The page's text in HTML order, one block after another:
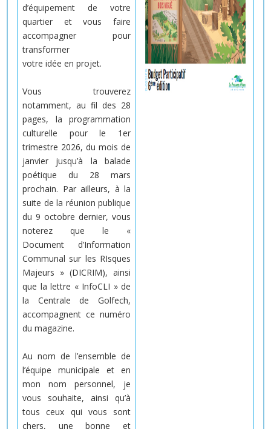
d’équipement de votre
quartier et vous faire
accompagner pour
transformer
votre idée en projet.
Vous trouverez
notamment, au fil des 28
pages, la programmation
culturelle pour le 1er
trimestre 2026, du mois de
janvier jusqu’à la balade
poétique du 28 mars
prochain. Par ailleurs, à la
suite de la réunion publique
du 9 octobre dernier, vous
noterez que le «
Document d’Information
Communal sur les RIsques
Majeurs » (DICRIM), ainsi
que la lettre « InfoCLI » de
la Centrale de Golfech,
accompagnent ce numéro
du magazine.
Au nom de l’ensemble de
l’équipe municipale et en
mon nom personnel, je
vous souhaite, ainsi qu’à
tous ceux qui vous sont
chers, une bonne et